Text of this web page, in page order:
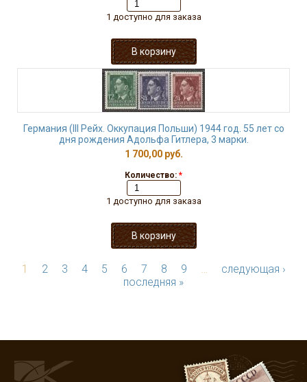
1 доступно для заказа
Германия (III Рейх. Оккупация Польши) 1944 год. 55 лет со
дня рождения Адольфа Гитлера, 3 марки.
1 700,00 руб.
Количество: *
1 доступно для заказа
1 2 3 4 5 6 7 8 9 …
следующая ›
последняя »